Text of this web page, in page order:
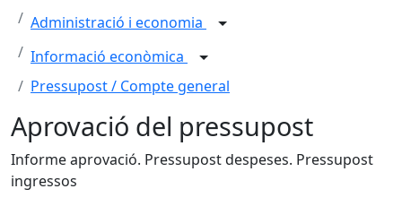
Administració i economia
Informació econòmica
Pressupost / Compte general
Aprovació del pressupost
Informe aprovació. Pressupost despeses. Pressupost
ingressos